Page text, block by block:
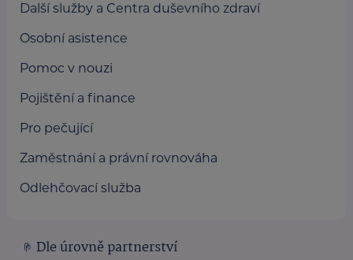
Další služby a Centra duševního zdraví
Osobní asistence
Pomoc v nouzi
Pojištění a finance
Pro pečující
Zaměstnání a právní rovnováha
Odlehčovací služba
Dle úrovně partnerství